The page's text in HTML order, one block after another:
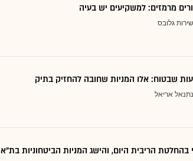
מרמזים: למשקיעים יש בעיה
שירות גלובס
שבטוח: אלו המניות שחובה להחזיק בתיק
נתנאל אריאל
בהחלטת הריבית היום, והישג המניות הביטחוניות בת"א